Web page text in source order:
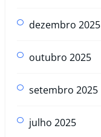
dezembro 2025
outubro 2025
setembro 2025
julho 2025